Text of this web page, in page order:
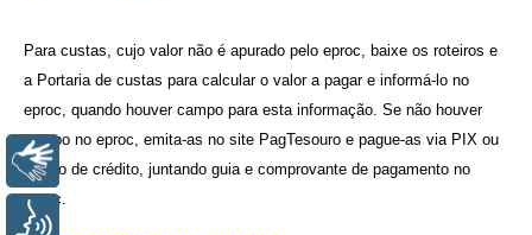
Para custas, cujo valor não é apurado pelo eproc, baixe os roteiros e
a Portaria de custas para calcular o valor a pagar e informá-lo no
eproc, quando houver campo para esta informação. Se não houver
campo no eproc, emita-as no site PagTesouro e pague-as via PIX ou
cartão de crédito, juntando guia e comprovante de pagamento no
eproc.
Libras